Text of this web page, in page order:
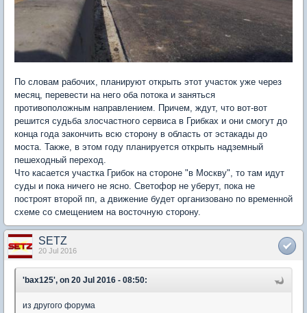
По словам рабочих, планируют открыть этот участок уже через
месяц, перевести на него оба потока и заняться
противоположным направлением. Причем, ждут, что вот-вот
решится судьба злосчастного сервиса в Грибках и они смогут до
конца года закончить всю сторону в область от эстакады до
моста. Также, в этом году планируется открыть надземный
пешеходный переход.
Что касается участка Грибок на стороне "в Москву", то там идут
суды и пока ничего не ясно. Светофор не уберут, пока не
построят второй пп, а движение будет организовано по временной
схеме со смещением на восточную сторону.
SETZ
20 Jul 2016
'bax125', on 20 Jul 2016 - 08:50:
из другого форума